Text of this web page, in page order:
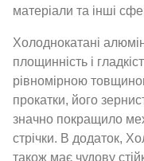
матеріали та інші
Холоднокатані
площинність і
рівномірною
прокатки, його
значно покращило
стрічки. В додаток,
також має чудову